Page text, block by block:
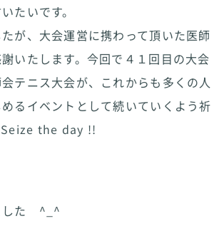
たいです。
が、大会運営に携わって頂いた医師
いたします。今回で４１回目の大会
テニス大会が、これからも多くの人
るイベントとして続いていくよう祈
Seize the day !!
した ^_^